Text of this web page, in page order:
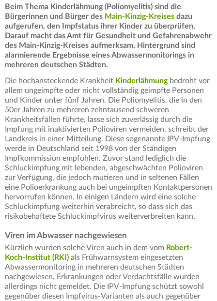
Beim Thema Kinderlähmung (Poliomyelitis) sind die
Bürgerinnen und Bürger des Main-Kinzig-Kreises dazu
aufgerufen, den Impfstatus ihrer Kinder zu überprüfen.
Darauf macht das Amt für Gesundheit und Gefahrenabwehr
des Main-Kinzig-Kreises aufmerksam. Hintergrund sind
alarmierende Ergebnisse eines Abwassermonitorings in
mehreren deutschen Städten.
Die hochansteckende Krankheit Kinderlähmungbedroht vor
allem ungeimpfte oder nicht vollständig geimpfte Personen
und Kinder unter fünf Jahren. Die Poliomyelitis, die in den
50er Jahren zu mehreren zehntausend schweren
Krankheitsfällen führte, lasse sich zuverlässig durch die
Impfung mit inaktivierten Polioviren vermeiden, schreibt der
Landkreis in einer Mitteilung. Diese sogenannte IPV-Impfung
werde in Deutschland seit 1998 von der Ständigen
Impfkommission empfohlen. Zuvor stand lediglich die
Schluckimpfung mit lebenden, abgeschwächten Polioviren
zur Verfügung, die jedoch mutieren und in seltenen Fällen
eine Polioerkrankung auch bei ungeimpften Kontaktpersonen
hervorrufen können. In einigen Ländern wird eine solche
Schluckimpfung weiterhin verabreicht, so dass sich das
risikobehaftete Schluckimpfvirus weiterverbreiten kann.
Viren im Abwasser nachgewiesen
Kürzlich wurden solche Viren auch in dem vom Robert-
Koch-Institut (RKI) als Frühwarnsystem eingesetzten
Abwassermonitoring in mehreren deutschen Städten
nachgewiesen, Erkrankungen oder Verdachtsfälle wurden
allerdings nicht gemeldet. Die IPV-Impfung schützt sowohl
gegenüber diesen Impfvirus-Varianten als auch gegenüber